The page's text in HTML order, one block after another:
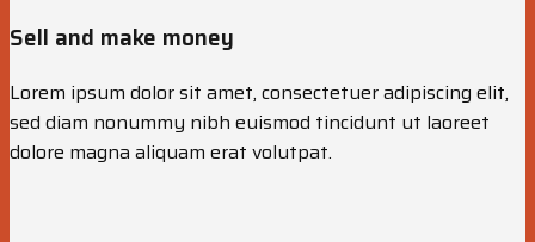
Sell and make money
Lorem ipsum dolor sit amet, consectetuer adipiscing elit,
sed diam nonummy nibh euismod tincidunt ut laoreet
dolore magna aliquam erat volutpat.